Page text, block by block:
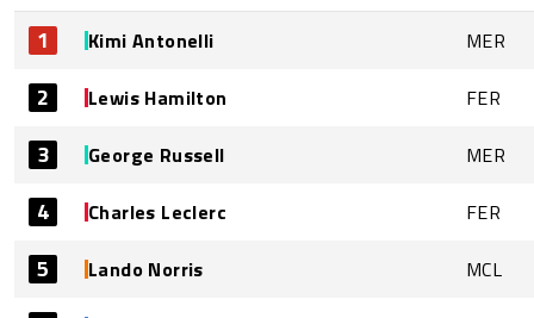
1 Kimi Antonelli MER
2 Lewis Hamilton FER
3 George Russell MER
4 Charles Leclerc FER
5 Lando Norris MCL